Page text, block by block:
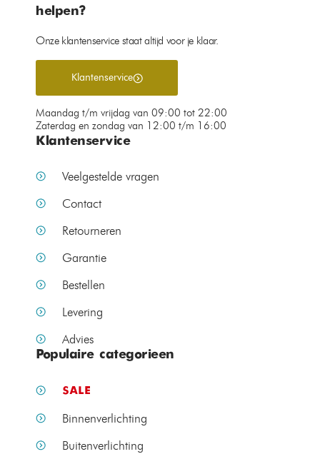
helpen?
Onze klantenservice staat altijd voor je klaar.
Klantenservice
Maandag t/m vrijdag van 09:00 tot 22:00
Zaterdag en zondag van 12:00 t/m 16:00
Klantenservice
Veelgestelde vragen
Contact
Retourneren
Garantie
Bestellen
Levering
Advies
Populaire categorieen
SALE
Binnenverlichting
Buitenverlichting